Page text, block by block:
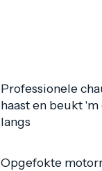
Professionele
haast en beukt
langs
Opgefokte